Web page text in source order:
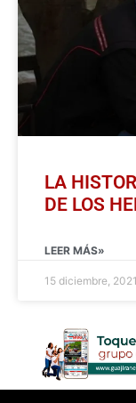
LA
DE LOS
LEER MÁS»
15 diciembre, 2021